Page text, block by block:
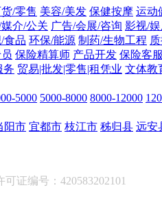
/零售 美容/美发 保健按摩 运动
介/公关 广告/会展/咨询 影视/
食品 环保/能源 制药/生物工程
保险精算师 产品开发 保险客服
务 贸易|批发|零售|租凭业 文体教
5000 5000-8000 8000-12000
阳市 宜都市 枝江市 秭归县 远安
可证编号：420583202101